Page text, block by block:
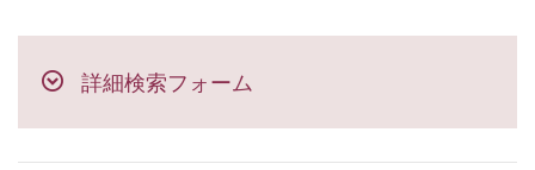
詳細検索フォーム